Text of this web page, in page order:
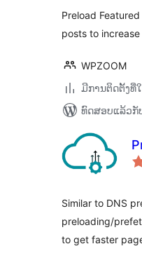
Preload
posts to
WPZOOM
ມີການຕິດຕັ້ງທີ່
ທົດສອບແລ້ວກັ
Similar to DNS
preloading/
to get faster